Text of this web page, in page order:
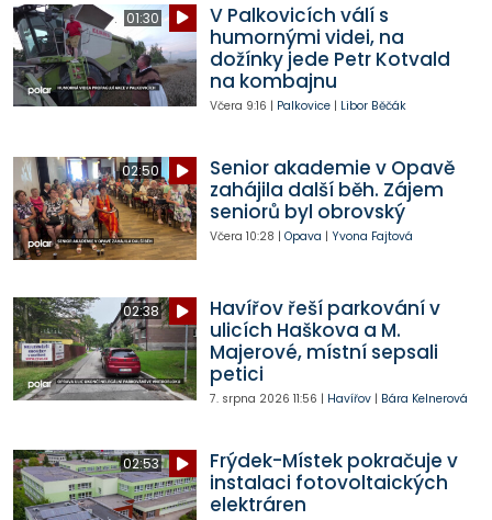
01:30
V Palkovicích válí s
humornými videi, na
dožínky jede Petr Kotvald
na kombajnu
Včera 9:16 | Palkovice| Libor Běčák
02:50
Senior akademie v Opavě
zahájila další běh. Zájem
seniorů byl obrovský
Včera 10:28 | Opava | Yvona Fajtová
02:38
Havířov řeší parkování v
ulicích Haškova a M.
Majerové, místní sepsali
petici
7. srpna 2026 11:56 | Havířov| Bára Kelnerová
02:53
Frýdek-Místek pokračuje v
instalaci fotovoltaických
elektráren